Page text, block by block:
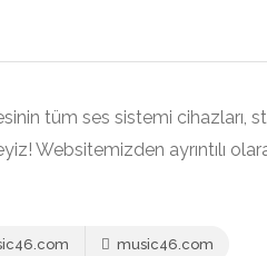
tüm ses sistemi cihazları,
Websitemizden ayrıntılı
music46.com